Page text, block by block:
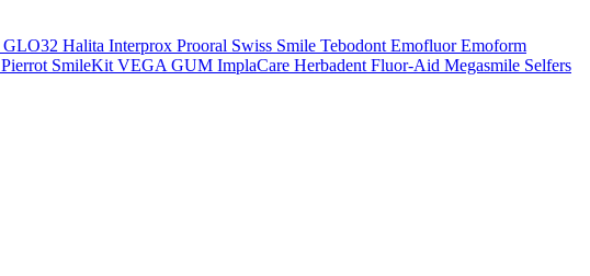
GLO32 Halita Interprox Prooral Swiss Smile Tebodont Emofluor Emoform
Pierrot SmileKit VEGAGUM ImplaCare Herbadent Fluor-Aid Megasmile Selfers